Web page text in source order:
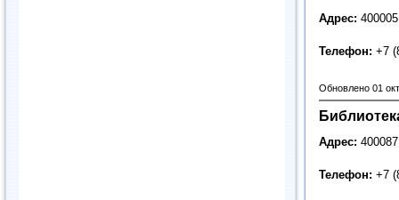
Адрес:
Телефон: +7
Обновлено 01
Адрес:
Телефон: +7